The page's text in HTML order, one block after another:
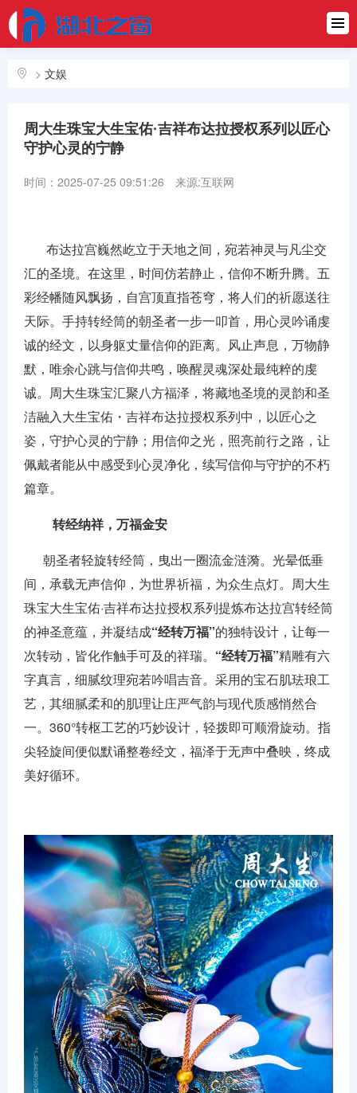
首页
文娱
> 文娱
周大生珠宝大生宝佑·吉祥布达拉授权系列以匠心
守护心灵的宁静
时间：2025-07-25 09:51:26 来源:互联网
布达拉宫巍然屹立于天地之间，宛若神灵与凡尘交
汇的圣境。在这里，时间仿若静止，信仰不断升腾。五
彩经幡随风飘扬，自宫顶直指苍穹，将人们的祈愿送往
天际。手持转经筒的朝圣者一步一叩首，用心灵吟诵虔
诚的经文，以身躯丈量信仰的距离。风止声息，万物静
默，唯余心跳与信仰共鸣，唤醒灵魂深处最纯粹的虔
诚。周大生珠宝汇聚八方福泽，将藏地圣境的灵韵和圣
洁融入大生宝佑・吉祥布达拉授权系列中，以匠心之
姿，守护心灵的宁静；用信仰之光，照亮前行之路，让
佩戴者能从中感受到心灵净化，续写信仰与守护的不朽
篇章。
转经纳祥，万福金安
朝圣者轻旋转经筒，曳出一圈流金涟漪。光晕低垂
间，承载无声信仰，为世界祈福，为众生点灯。周大生
珠宝大生宝佑·吉祥布达拉授权系列提炼布达拉宫转经筒
的神圣意蕴，并凝结成“经转万福”的独特设计，让每一
次转动，皆化作触手可及的祥瑞。 “经转万福”精雕有六
字真言，细腻纹理宛若吟唱吉音。采用的宝石肌珐琅工
艺，其细腻柔和的肌理让庄严气韵与现代质感悄然合
一。360°转枢工艺的巧妙设计，轻拨即可顺滑旋动。指
尖轻旋间便似默诵整卷经文，福泽于无声中叠映，终成
美好循环。